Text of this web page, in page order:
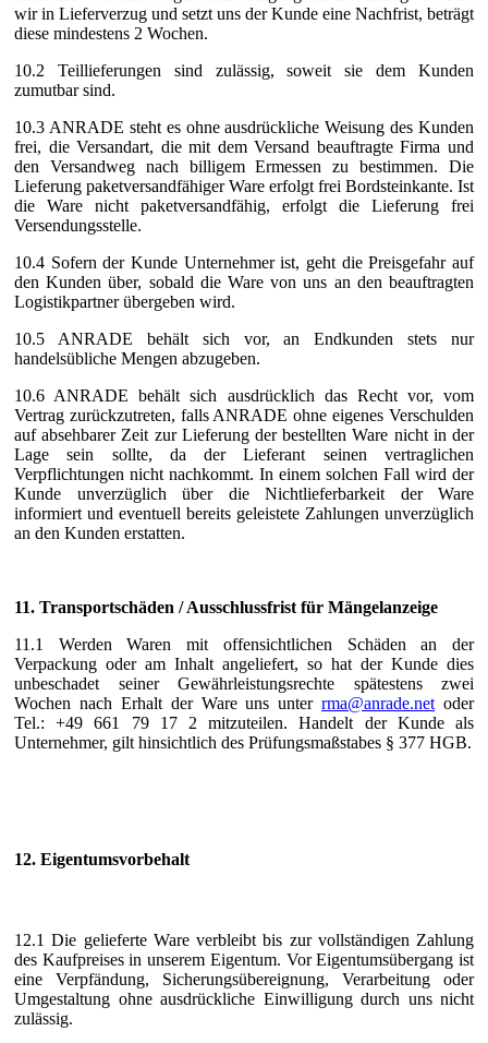
wir in Lieferverzug und setzt uns der Kunde eine Nachfrist, beträgt
diese mindestens 2 Wochen.
10.2 Teillieferungen sind zulässig, soweit sie dem Kunden
zumutbar sind.
10.3 ANRADE steht es ohne ausdrückliche Weisung des Kunden
frei, die Versandart, die mit dem Versand beauftragte Firma und
den Versandweg nach billigem Ermessen zu bestimmen. Die
Lieferung paketversandfähiger Ware erfolgt frei Bordsteinkante. Ist
die Ware nicht paketversandfähig, erfolgt die Lieferung frei
Versendungsstelle.
10.4 Sofern der Kunde Unternehmer ist, geht die Preisgefahr auf
den Kunden über, sobald die Ware von uns an den beauftragten
Logistikpartner übergeben wird.
10.5 ANRADE behält sich vor, an Endkunden stets nur
handelsübliche Mengen abzugeben.
10.6 ANRADE behält sich ausdrücklich das Recht vor, vom
Vertrag zurückzutreten, falls ANRADE ohne eigenes Verschulden
auf absehbarer Zeit zur Lieferung der bestellten Ware nicht in der
Lage sein sollte, da der Lieferant seinen vertraglichen
Verpflichtungen nicht nachkommt. In einem solchen Fall wird der
Kunde unverzüglich über die Nichtlieferbarkeit der Ware
informiert und eventuell bereits geleistete Zahlungen unverzüglich
an den Kunden erstatten.
11. Transportschäden / Ausschlussfrist für Mängelanzeige
11.1 Werden Waren mit offensichtlichen Schäden an der
Verpackung oder am Inhalt angeliefert, so hat der Kunde dies
unbeschadet seiner Gewährleistungsrechte spätestens zwei
Wochen nach Erhalt der Ware uns unterrma@anrade.net oder
Tel.: +49 661 79 17 2 mitzuteilen. Handelt der Kunde als
Unternehmer, gilt hinsichtlich des Prüfungsmaßstabes § 377 HGB.
12. Eigentumsvorbehalt
12.1 Die gelieferte Ware verbleibt bis zur vollständigen Zahlung
des Kaufpreises in unserem Eigentum. Vor Eigentumsübergang ist
eine Verpfändung, Sicherungsübereignung, Verarbeitung oder
Umgestaltung ohne ausdrückliche Einwilligung durch uns nicht
zulässig.